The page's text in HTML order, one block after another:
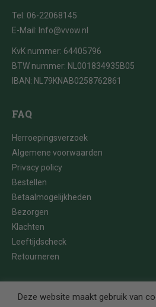
Tel: 06-22068145
E-Mail: Info@vvow.nl
KvK nummer: 64405796
BTW nummer: NL001834935B05
IBAN: NL79KNAB0258762861
FAQ
Herroepingsverzoek
Algemene voorwaarden
Privacy policy
Bestellen
Betaalmogelijkheden
Bezorgen
Klachten
Leeftijdscheck
Retourneren
Deze website maakt gebruik van